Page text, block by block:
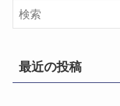
最近の投稿